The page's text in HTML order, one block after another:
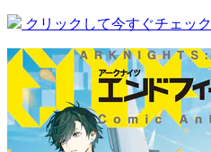
クリックして今すぐチェック